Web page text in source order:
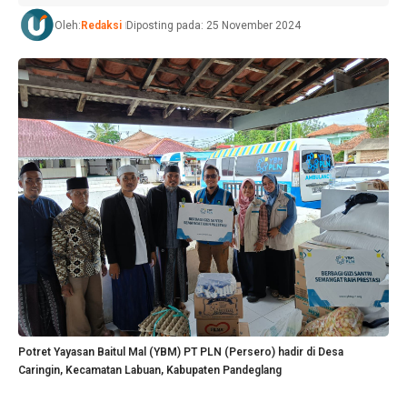
Oleh: Redaksi Diposting pada: 25 November 2024
Potret Yayasan Baitul Mal (YBM) PT PLN (Persero) hadir di Desa
Caringin, Kecamatan Labuan, Kabupaten Pandeglang